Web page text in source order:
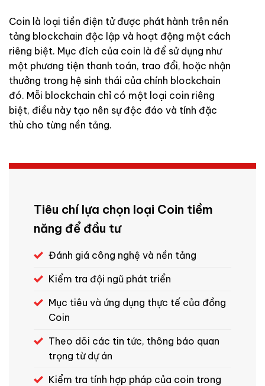
Coin là loại tiền điện tử được phát hành trên nền
tảng blockchain độc lập và hoạt động một cách
riêng biệt. Mục đích của coin là để sử dụng như
một phương tiện thanh toán, trao đổi, hoặc nhận
thưởng trong hệ sinh thái của chính blockchain
đó. Mỗi blockchain chỉ có một loại coin riêng
biệt, điều này tạo nên sự độc đáo và tính đặc
thù cho từng nền tảng.
Tiêu chí lựa chọn loại Coin tiềm
năng để đầu tư
Đánh giá công nghệ và nền tảng
Kiểm tra đội ngũ phát triển
Mục tiêu và ứng dụng thực tế của đồng
Coin
Theo dõi các tin tức, thông báo quan
trọng từ dự án
Kiểm tra tính hợp pháp của coin trong